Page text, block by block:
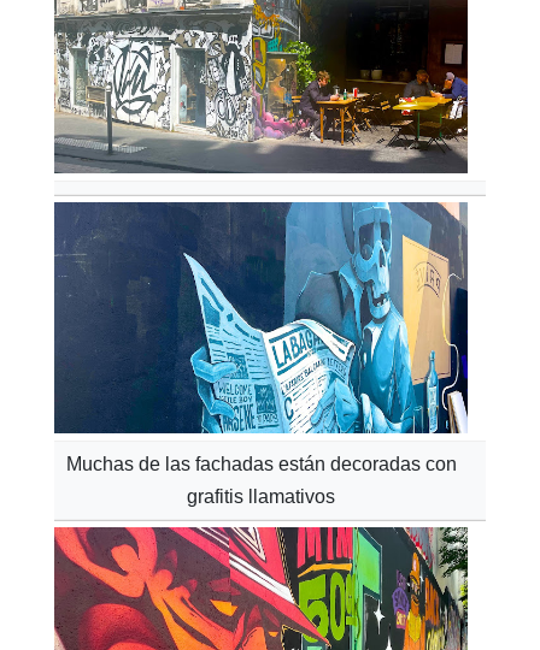
Muchas de las fachadas están decoradas con
grafitis llamativos